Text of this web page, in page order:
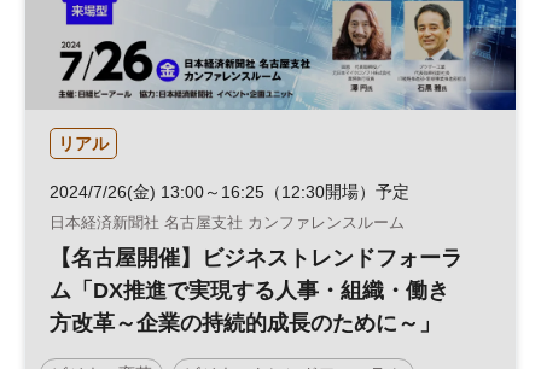
リアル
2024/7/26(金) 13:00～16:25（12:30開場）予定
日本経済新聞社 名古屋支社 カンファレンスルーム
【名古屋開催】ビジネストレンドフォーラ
ム「DX推進で実現する人事・組織・働き
方改革～企業の持続的成長のために～」